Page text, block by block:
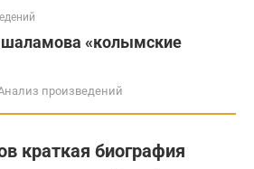
шаламова «колымские
произведений
краткая биография